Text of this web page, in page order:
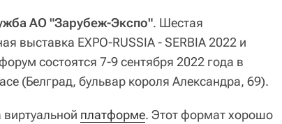
АО "Зарубеж-Экспо". Шестая
выставка EXPO-RUSSIA - SERBIA 2022 и
состоятся 7-9 сентября 2022 года в
(Белград, бульвар короля Александра, 69).
платформе. Этот формат хорошо